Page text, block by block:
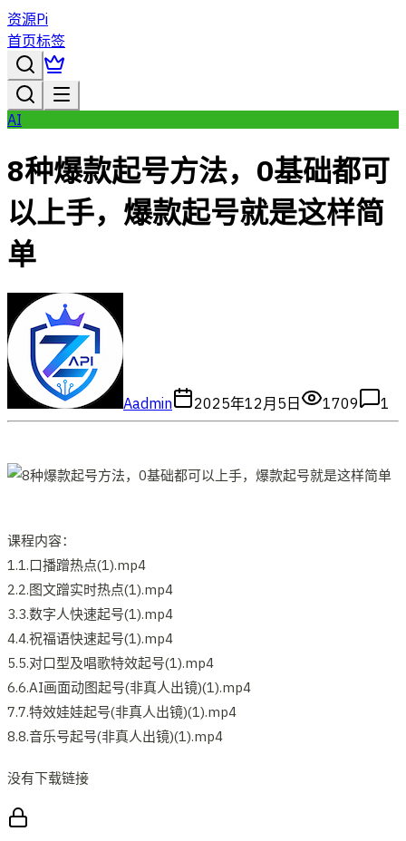
资源Pi
首页标签
AI
8种爆款起号方法，0基础都可
以上手，爆款起号就是这样简
单
Aadmin 2025年12月5日 1709 1
课程内容：
1.1.口播蹭热点(1).mp4
2.2.图文蹭实时热点(1).mp4
3.3.数字人快速起号(1).mp4
4.4.祝福语快速起号(1).mp4
5.5.对口型及唱歌特效起号(1).mp4
6.6.AI画面动图起号(非真人出镜)(1).mp4
7.7.特效娃娃起号(非真人出镜)(1).mp4
8.8.音乐号起号(非真人出镜)(1).mp4
没有下载链接